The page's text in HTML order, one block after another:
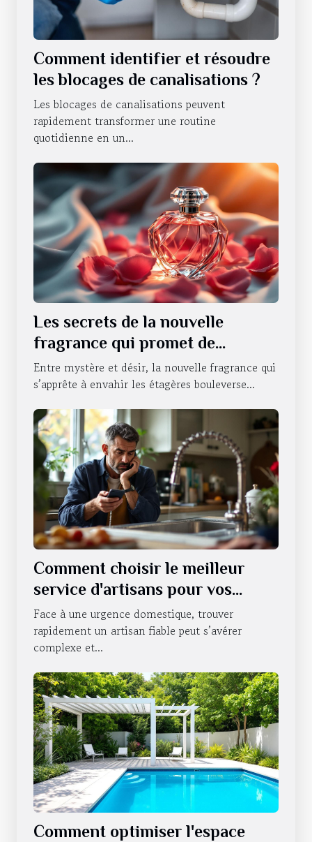
Comment identifier et résoudre
les blocages de canalisations ?
Les blocages de canalisations peuvent
rapidement transformer une routine
quotidienne en un...
Les secrets de la nouvelle
fragrance qui promet de
révolutionner la séduction
Entre mystère et désir, la nouvelle fragrance qui
s’apprête à envahir les étagères bouleverse...
Comment choisir le meilleur
service d'artisans pour vos
urgences domestiques ?
Face à une urgence domestique, trouver
rapidement un artisan fiable peut s’avérer
complexe et...
Comment optimiser l'espace